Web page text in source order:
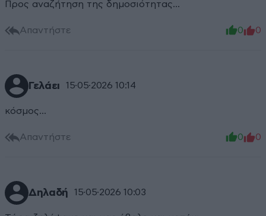
Προς αναζήτηση της δημοσιότητας...
Απαντήστε 0 0
Γελάει 15·05·2026 10:14
κόσμος...
Απαντήστε 0 0
Δηλαδή 15·05·2026 10:03